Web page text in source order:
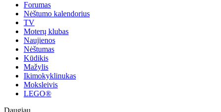
Forumas
Nėštumo kalendorius
TV
Moterų klubas
Naujienos
Nėštumas
Kūdikis
Mažylis
Ikimokyklinukas
Moksleivis
LEGO®
Daugiau